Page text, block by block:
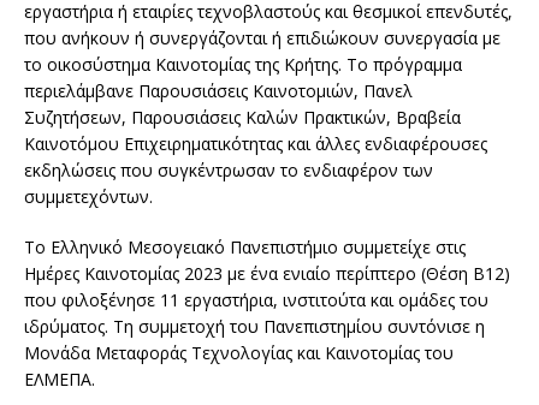
εργαστήρια ή εταιρίες τεχνοβλαστούς και θεσμικοί επενδυτές,
που ανήκουν ή συνεργάζονται ή επιδιώκουν συνεργασία με
το οικοσύστημα Καινοτομίας της Κρήτης. Το πρόγραμμα
περιελάμβανε Παρουσιάσεις Καινοτομιών, Πανελ
Συζητήσεων, Παρουσιάσεις Καλών Πρακτικών, Βραβεία
Καινοτόμου Επιχειρηματικότητας και άλλες ενδιαφέρουσες
εκδηλώσεις που συγκέντρωσαν το ενδιαφέρον των
συμμετεχόντων.
Το Ελληνικό Μεσογειακό Πανεπιστήμιο συμμετείχε στις
Ημέρες Καινοτομίας 2023 με ένα ενιαίο περίπτερο (Θέση Β12)
που φιλοξένησε 11 εργαστήρια, ινστιτούτα και ομάδες του
ιδρύματος. Τη συμμετοχή του Πανεπιστημίου συντόνισε η
Μονάδα Μεταφοράς Τεχνολογίας και Καινοτομίας του
ΕΛΜΕΠΑ.